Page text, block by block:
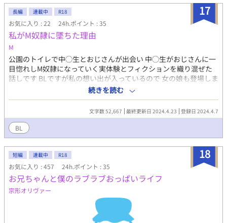
17
長編 連載中 R18
お気に入り : 22 24h.ポイント : 35
私がM奴隷に墜ちた理由
M
公園のトイレで中◯生とおじさんが出会い 中◯生がおじさんに一
目惚れしM奴隷になっていく実体験とフィクションを織り混ぜた
話しです BLですが私の想い出が入っているので 女の娘も登場しま
す 場所等は変えて有ります 14才から輪姦されていました 両親と
は今も仲良しです 拙い文章ですいません
続きを読む
文字数 52,667 最終更新日 2024.4.23 登録日 2024.4.7
BL
18
短編 連載中 R18
お気に入り : 457 24h.ポイント : 35
お兄ちゃんと僕のラブラブおっぱいライフ
宗形オリヴァー